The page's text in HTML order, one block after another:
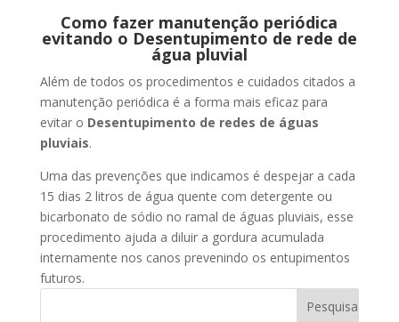
Como fazer manutenção periódica
evitando o Desentupimento de rede de
água pluvial
Além de todos os procedimentos e cuidados citados a
manutenção periódica é a forma mais eficaz para
evitar o Desentupimento de redes de águas
pluviais.
Uma das prevenções que indicamos é despejar a cada
15 dias 2 litros de água quente com detergente ou
bicarbonato de sódio no ramal de águas pluviais, esse
procedimento ajuda a diluir a gordura acumulada
internamente nos canos prevenindo os entupimentos
futuros.